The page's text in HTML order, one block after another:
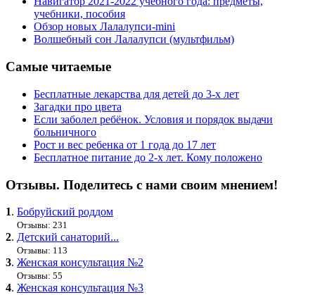
учебники, пособия
Обзор новых Лалалупси-mini
Волшебный сон Лалалупси (мультфильм)
Самые читаемые
Бесплатные лекарства для детей до 3-х лет
Загадки про цвета
Если заболел ребёнок. Условия и порядок выдачи
больничного
Рост и вес ребенка от 1 года до 17 лет
Бесплатное питание до 2-х лет. Кому положено
Отзывы. Поделитесь с нами своим мнением!
1. Бобруйский роддом
Отзывы: 231
2. Детский санаторий...
Отзывы: 113
3. Женская консультация №2
Отзывы: 55
4. Женская консультация №3